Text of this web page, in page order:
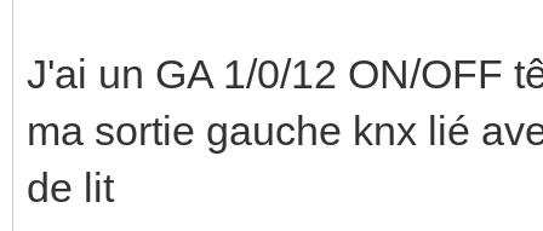
J'ai un GA 1/0/12 ON/OFF
ma sortie gauche knx lié
de lit